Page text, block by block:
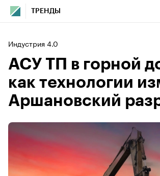
ТРЕНДЫ
Индустрия 4.0
АСУ ТП в горной
как технологии
Аршановский